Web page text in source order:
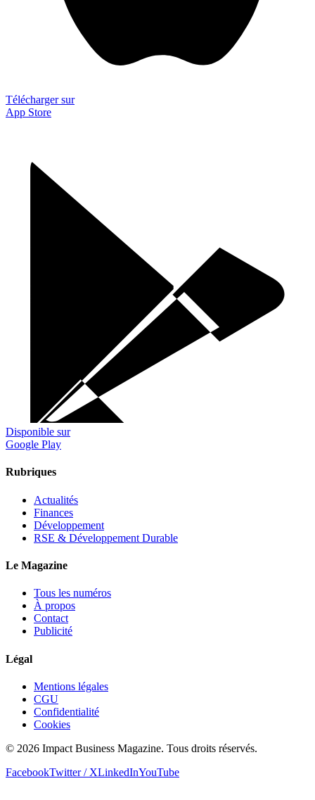
Télécharger sur
App Store
Disponible sur
Google Play
Rubriques
Actualités
Finances
Développement
RSE & Développement Durable
Le Magazine
Tous les numéros
À propos
Contact
Publicité
Légal
Mentions légales
CGU
Confidentialité
Cookies
© 2026 Impact Business Magazine. Tous droits réservés.
FacebookTwitter / XLinkedInYouTube